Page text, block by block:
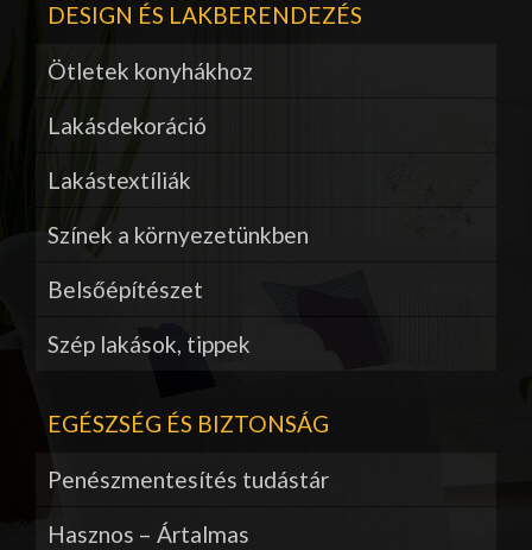
DESIGN ÉS LAKBERENDEZÉS
Ötletek konyhákhoz
Lakásdekoráció
Lakástextíliák
Színek a környezetünkben
Belsőépítészet
Szép lakások, tippek
EGÉSZSÉG ÉS BIZTONSÁG
Penészmentesítés tudástár
Hasznos – Ártalmas